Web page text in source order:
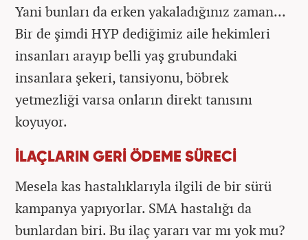
Yani bunları da erken yakaladığınız zaman...
Bir de şimdi HYP dediğimiz aile hekimleri
insanları arayıp belli yaş grubundaki
insanlara şekeri, tansiyonu, böbrek
yetmezliği varsa onların direkt tanısını
koyuyor.
İLAÇLARIN GERİ ÖDEME SÜRECİ
Mesela kas hastalıklarıyla ilgili de bir sürü
kampanya yapıyorlar. SMA hastalığı da
bunlardan biri. Bu ilaç yararı var mı yok mu?